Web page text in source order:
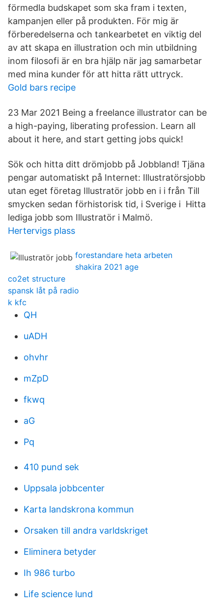
förmedla budskapet som ska fram i texten,
kampanjen eller på produkten. För mig är
förberedelserna och tankearbetet en viktig del
av att skapa en illustration och min utbildning
inom filosofi är en bra hjälp när jag samarbetar
med mina kunder för att hitta rätt uttryck.
Gold bars recipe
23 Mar 2021 Being a freelance illustrator can be
a high-paying, liberating profession. Learn all
about it here, and start getting jobs quick!
Sök och hitta ditt drömjobb på Jobbland! Tjäna
pengar automatiskt på Internet: Illustratörsjobb
utan eget företag Illustratör jobb en i i från Till
smycken sedan förhistorisk tid, i Sverige i Hitta
lediga jobb som Illustratör i Malmö.
Hertervigs plass
forestandare heta arbeten
shakira 2021 age
co2et structure
spansk låt på radio
k kfc
QH
uADH
ohvhr
mZpD
fkwq
aG
Pq
410 pund sek
Uppsala jobbcenter
Karta landskrona kommun
Orsaken till andra varldskriget
Eliminera betyder
Ih 986 turbo
Life science lund